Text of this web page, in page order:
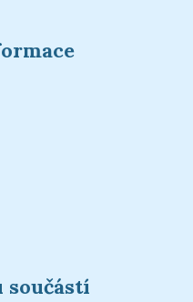
součástí